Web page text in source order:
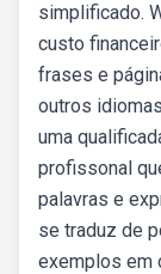
simplificado.
custo
frases e
outros
uma
profissonal
palavras e
se traduz de
exemplos em